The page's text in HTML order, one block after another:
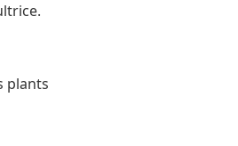
plants